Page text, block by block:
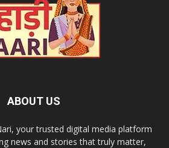
ABOUT US
your trusted digital media platform
news and stories that truly matter,